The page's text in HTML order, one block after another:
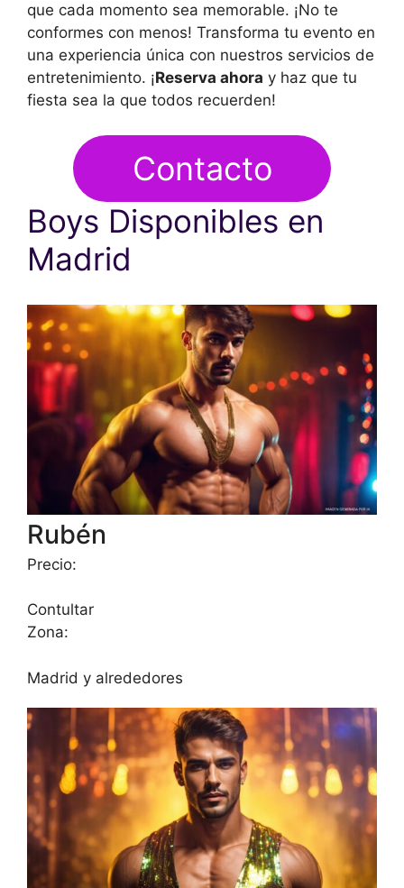
que cada momento sea memorable. ¡No te
conformes con menos! Transforma tu evento en
una experiencia única con nuestros servicios de
entretenimiento. ¡Reserva ahora y haz que tu
fiesta sea la que todos recuerden!
Contacto
Boys Disponibles en
Madrid
Rubén
Precio:
Contultar
Zona:
Madrid y alrededores